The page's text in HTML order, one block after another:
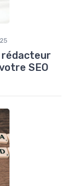
rédacteur
SEO